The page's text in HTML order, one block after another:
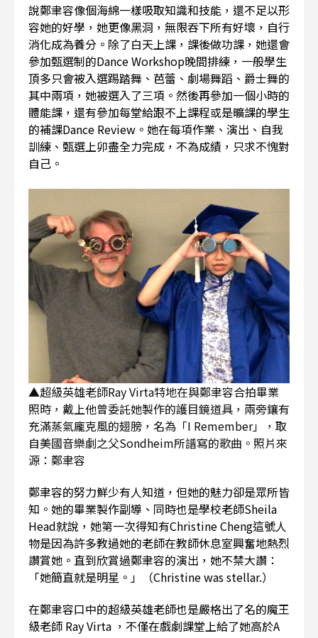
說鄭聿容像個海綿一樣吸取知識和技能，還不足以形
容她的好學，她更像黑洞，無限吞下所有好壞，自行
消化成為養分。除了白天上課，課後做功課，她還會
參加甄選制的Dance Workshop晚間排練，一般學生
頂多只會被入選踢踏舞、芭蕾、劇場舞蹈、爵士舞的
其中兩項，她被選入了三項。然後再參加一個小時的
體能課，還有參加每堂給跟不上課程或是曠課的學生
的補課Dance Review。她在每項作業、演出、自我
訓練、甄選上卯盡全力完成，不為成績，只求不愧對
自己。
▲超級英雄老師Ray Virta特地在與鄭聿容合拍畢業
照時，戴上他曾委託她製作的護目鏡道具，兩旁鑲有
充滿蒸氣龐克風的翅膀，名為「I Remember」，取
自美國音樂劇之父Sondheim所譜寫的歌曲。照片來
源：鄭聿容
鄭聿容的努力鮮少有人知道，但她的魅力卻是眾所皆
知。她的畢業製作副導、同時也是學校老師Sheila
Head就說，她第一次得知有Christine Cheng這號人
物是因為許多教過她的老師在教師休息室興奮地熱烈
讚賞她。直到欣賞過鄭聿容的演出，她不禁大讚：
「她簡直就是明星。」（Christine was stellar.）
在鄭聿容口中的超級英雄老師也是嚴格出了名的魔王
級老師 Ray Virta ，不僅在戲劇課堂上給了她高於A